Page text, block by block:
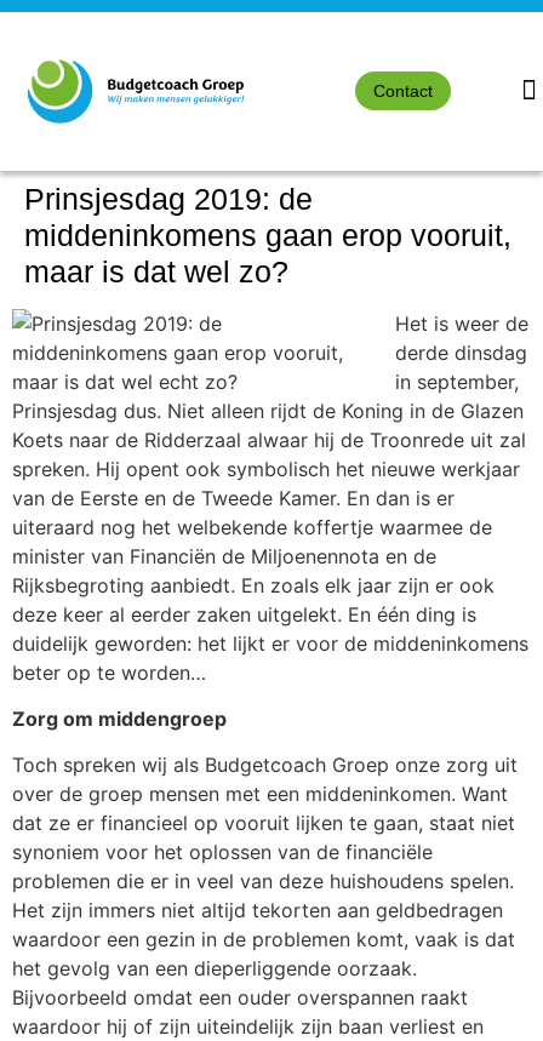
Contact
Prinsjesdag 2019: de
middeninkomens gaan erop vooruit,
maar is dat wel zo?
Het is weer de
derde dinsdag
in september,
Prinsjesdag dus. Niet alleen rijdt de Koning in de Glazen
Koets naar de Ridderzaal alwaar hij de Troonrede uit zal
spreken. Hij opent ook symbolisch het nieuwe werkjaar
van de Eerste en de Tweede Kamer. En dan is er
uiteraard nog het welbekende koffertje waarmee de
minister van Financiën de Miljoenennota en de
Rijksbegroting aanbiedt. En zoals elk jaar zijn er ook
deze keer al eerder zaken uitgelekt. En één ding is
duidelijk geworden: het lijkt er voor de middeninkomens
beter op te worden…
Zorg om middengroep
Toch spreken wij als Budgetcoach Groep onze zorg uit
over de groep mensen met een middeninkomen. Want
dat ze er financieel op vooruit lijken te gaan, staat niet
synoniem voor het oplossen van de financiële
problemen die er in veel van deze huishoudens spelen.
Het zijn immers niet altijd tekorten aan geldbedragen
waardoor een gezin in de problemen komt, vaak is dat
het gevolg van een dieperliggende oorzaak.
Bijvoorbeeld omdat een ouder overspannen raakt
waardoor hij of zijn uiteindelijk zijn baan verliest en